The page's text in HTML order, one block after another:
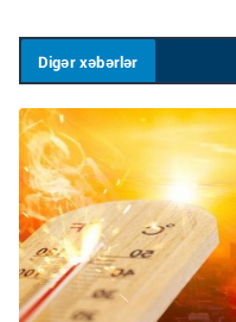
Digər xəbərlər